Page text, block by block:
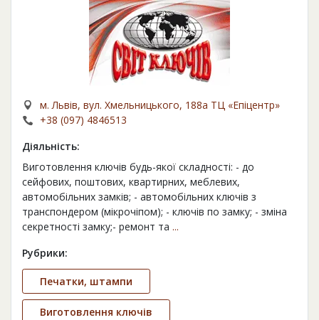
м. Львів, вул. Хмельницького, 188а ТЦ «Епіцентр»
+38 (097) 4846513
Діяльність:
Виготовлення ключів будь-якої складності: - до
сейфових, поштових, квартирних, меблевих,
автомобільних замків; - автомобільних ключів з
транспондером (мікрочіпом); - ключів по замку; - зміна
секретності замку;- ремонт та ...
Рубрики:
Печатки, штампи
Виготовлення ключів